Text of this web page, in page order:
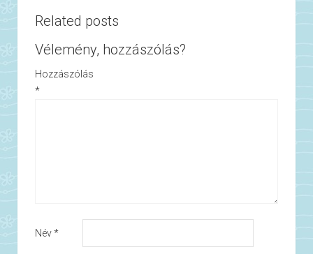
Related posts
Vélemény, hozzászólás?
Hozzászólás
*
Név*